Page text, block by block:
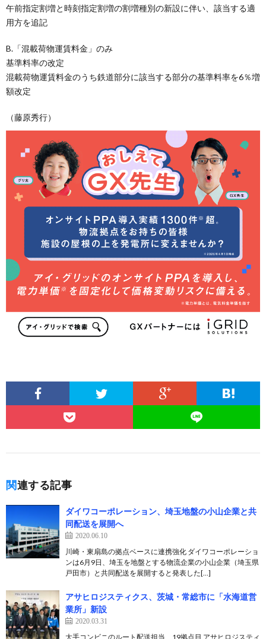
午前指定割増と時刻指定割増の割増種別の新設に伴い、該当する適
用方を追記
B.「混載荷物運賃料金」のみ
基準料率の改定
混載荷物運賃料金のうち鉄道部分に該当する部分の基準料率を6％増
額改定
（藤原秀行）
関連する記事
ダイワコーポレーション、埼玉地盤の小山企業と共
同配送を展開へ
2020.06.10
川崎・東扇島の拠点ベースに連携強化 ダイワコーポレーショ
ンは6月9日、埼玉を地盤とする物流企業の小山企業（埼玉県
戸田市）と共同配送を展開すると発表した[…]
アサヒロジスティクス、茨城・常総市に「水海道営
業所」新設
2020.03.31
大手コンビニのルート配送担当、19拠点目 アサヒロジスティ